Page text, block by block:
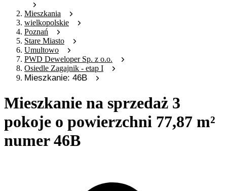
Mieszkania
wielkopolskie
Poznań
Stare Miasto
Umultowo
PWD Deweloper Sp. z o.o.
Osiedle Zagajnik - etap I
Mieszkanie: 46B
Mieszkanie na sprzedaż 3
pokoje o powierzchni 77,87 m²
numer 46B